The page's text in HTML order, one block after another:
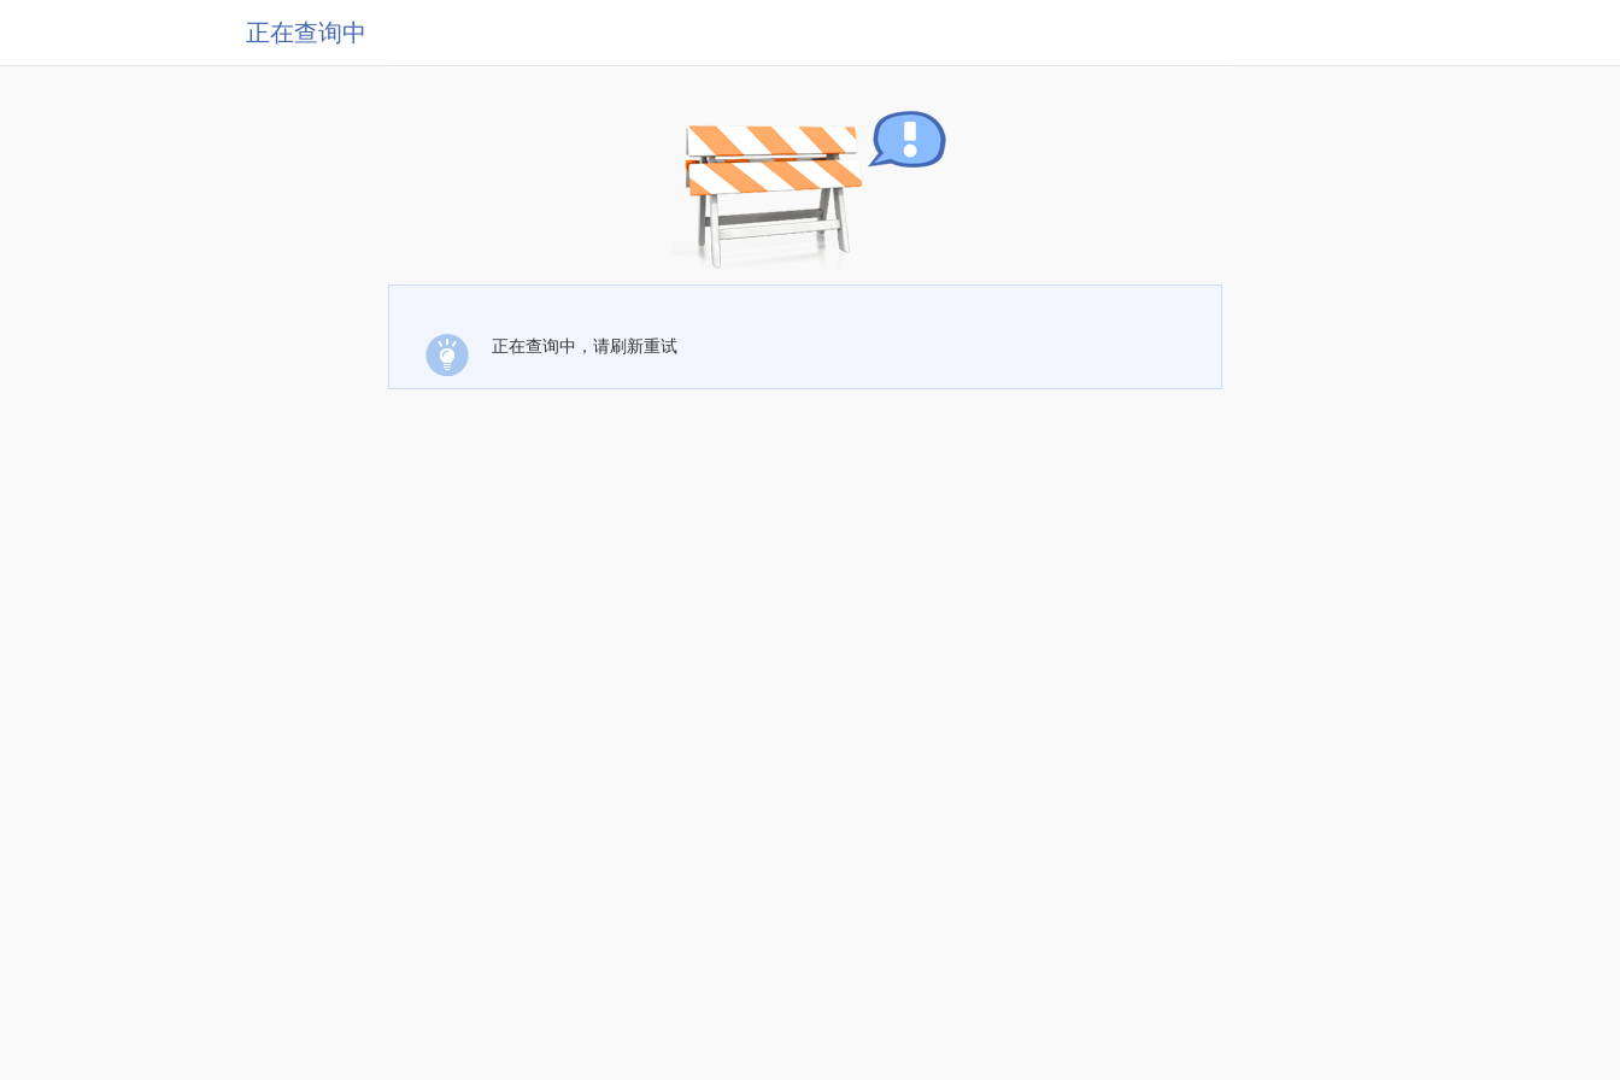
正在查询中
正在查询中，请刷新重试